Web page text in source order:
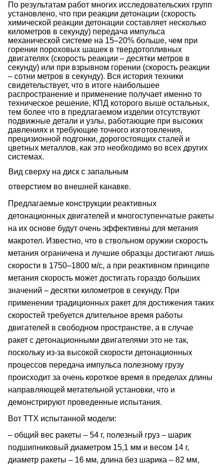
По результатам работ многих исследовательских групп
установлено, что при реакции детонации (скорость
химической реакции детонации составляет несколько
километров в секунду) передача импульса
механической системе на 15–20% больше, чем при
горении пороховых шашек в твердотопливных
двигателях (скорость реакции – десятки метров в
секунду) или при взрывном горении (скорость реакции
– сотни метров в секунду). Вся история техники
свидетельствует, что в итоге наибольшее
распространение и применение получает именно то
техническое решение, КПД которого выше остальных,
тем более что в предлагаемом изделии отсутствуют
подвижные детали и узлы, работающие при высоких
давлениях и требующие точного изготовления,
прецизионной подгонки, дорогостоящих сталей и
цветных металлов, как это необходимо во всех других
системах.
Вид сверху на диск с запальным
отверстием во внешней канавке.
Предлагаемые конструкции реактивных
детонационных двигателей и многоступенчатые ракеты
на их основе будут очень эффективны для метания
макротел. Известно, что в ствольном оружии скорость
метания ограничена и лучшие образцы достигают лишь
скорости в 1750–1800 м/с, а при реактивном принципе
метания скорость может достигать гораздо больших
значений – десятки километров в секунду. При
применении традиционных ракет для достижения таких
скоростей требуется длительное время работы
двигателей в свободном пространстве, а в случае
ракет с детонационными двигателями это не так,
поскольку из-за высокой скорости детонационных
процессов передача импульса полезному грузу
происходит за очень короткое время в пределах длины
направляющей метательной установки, что и
демонстрируют проведенные испытания.
Вот ТТХ испытанной модели:
– общий вес ракеты – 54 г, полезный груз – шарик
подшипниковый диаметром 15,1 мм и весом 14 г,
диаметр ракеты – 16 мм, длина без шарика – 82 мм,